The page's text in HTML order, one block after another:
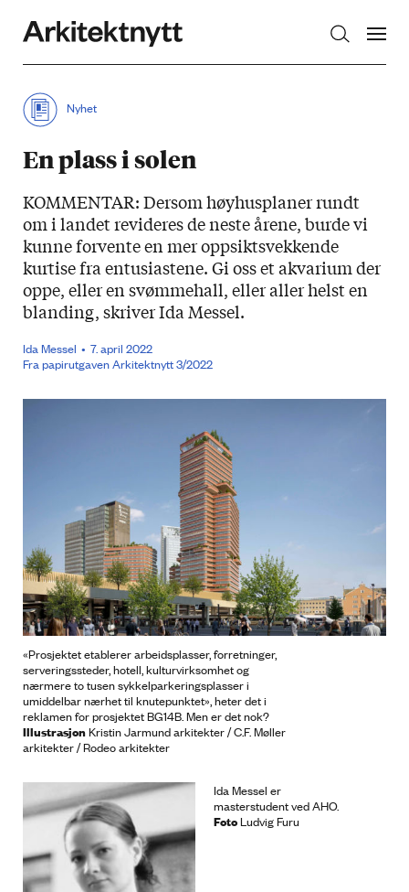
Nyhet
En plass i solen
KOMMENTAR: Dersom høyhusplaner rundt
om i landet revideres de neste årene, burde vi
kunne forvente en mer oppsiktsvekkende
kurtise fra entusiastene. Gi oss et akvarium der
oppe, eller en svømmehall, eller aller helst en
blanding, skriver Ida Messel.
Ida Messel
7. april 2022
Fra papirutgaven Arkitektnytt 3/2022
«Prosjektet etablerer arbeidsplasser, forretninger,
serveringssteder, hotell, kulturvirksomhet og
nærmere to tusen sykkelparkeringsplasser i
umiddelbar nærhet til knutepunktet», heter det i
reklamen for prosjektet BG14B. Men er det nok?
IllustrasjonKristin Jarmund arkitekter / C.F. Møller
arkitekter / Rodeo arkitekter
Ida Messel er
masterstudent ved AHO.
FotoLudvig Furu